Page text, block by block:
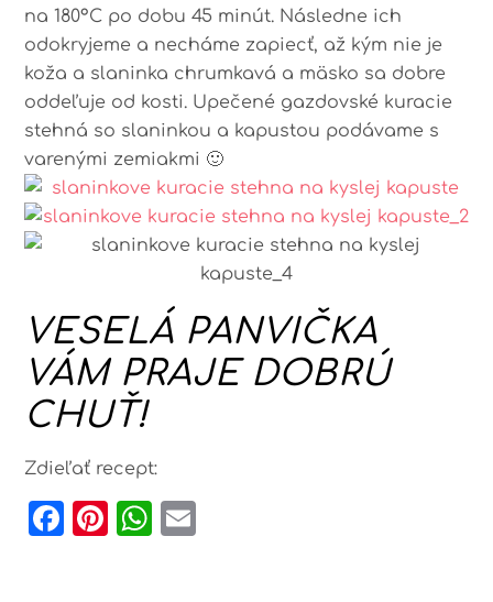
na 180°C po dobu 45 minút. Následne ich
odokryjeme a necháme zapiecť, až kým nie je
koža a slaninka chrumkavá a mäsko sa dobre
oddeľuje od kosti. Upečené gazdovské kuracie
stehná so slaninkou a kapustou podávame s
varenými zemiakmi 🙂
VESELÁ PANVIČKA
VÁM PRAJE DOBRÚ
CHUŤ!
Zdieľať recept:
F
Pi
W